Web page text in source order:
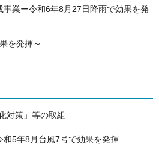
業ー令和6年8月27日降雨で効果を発
を発揮～
対策」等の取組
和5年8月台風7号で効果を発揮